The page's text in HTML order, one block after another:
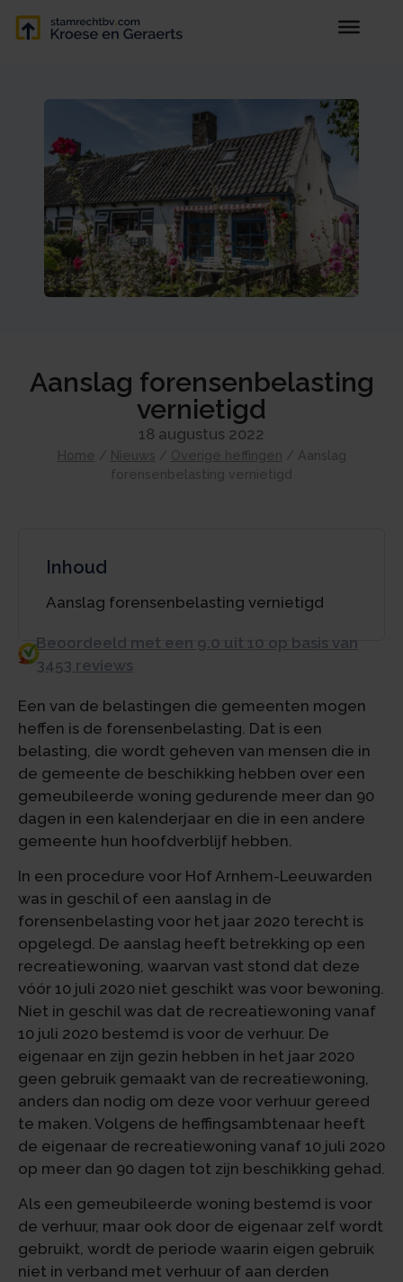
Aanslag forensenbelasting
vernietigd
18 augustus 2022
Home / Nieuws / Overige heffingen / Aanslag
forensenbelasting vernietigd
Inhoud
Aanslag forensenbelasting vernietigd
Beoordeeld met een 9.0 uit 10 op basis van
3453 reviews
Een van de belastingen die gemeenten mogen
heffen is de forensenbelasting. Dat is een
belasting, die wordt geheven van mensen die in
de gemeente de beschikking hebben over een
gemeubileerde woning gedurende meer dan 90
dagen in een kalenderjaar en die in een andere
gemeente hun hoofdverblijf hebben.
In een procedure voor Hof Arnhem-Leeuwarden
was in geschil of een aanslag in de
forensenbelasting voor het jaar 2020 terecht is
opgelegd. De aanslag heeft betrekking op een
recreatiewoning, waarvan vast stond dat deze
vóór 10 juli 2020 niet geschikt was voor bewoning.
Niet in geschil was dat de recreatiewoning vanaf
10 juli 2020 bestemd is voor de verhuur. De
eigenaar en zijn gezin hebben in het jaar 2020
geen gebruik gemaakt van de recreatiewoning,
anders dan nodig om deze voor verhuur gereed
te maken. Volgens de heffingsambtenaar heeft
de eigenaar de recreatiewoning vanaf 10 juli 2020
op meer dan 90 dagen tot zijn beschikking gehad.
Als een gemeubileerde woning bestemd is voor
de verhuur, maar ook door de eigenaar zelf wordt
gebruikt, wordt de periode waarin eigen gebruik
niet in verband met verhuur of aan derden